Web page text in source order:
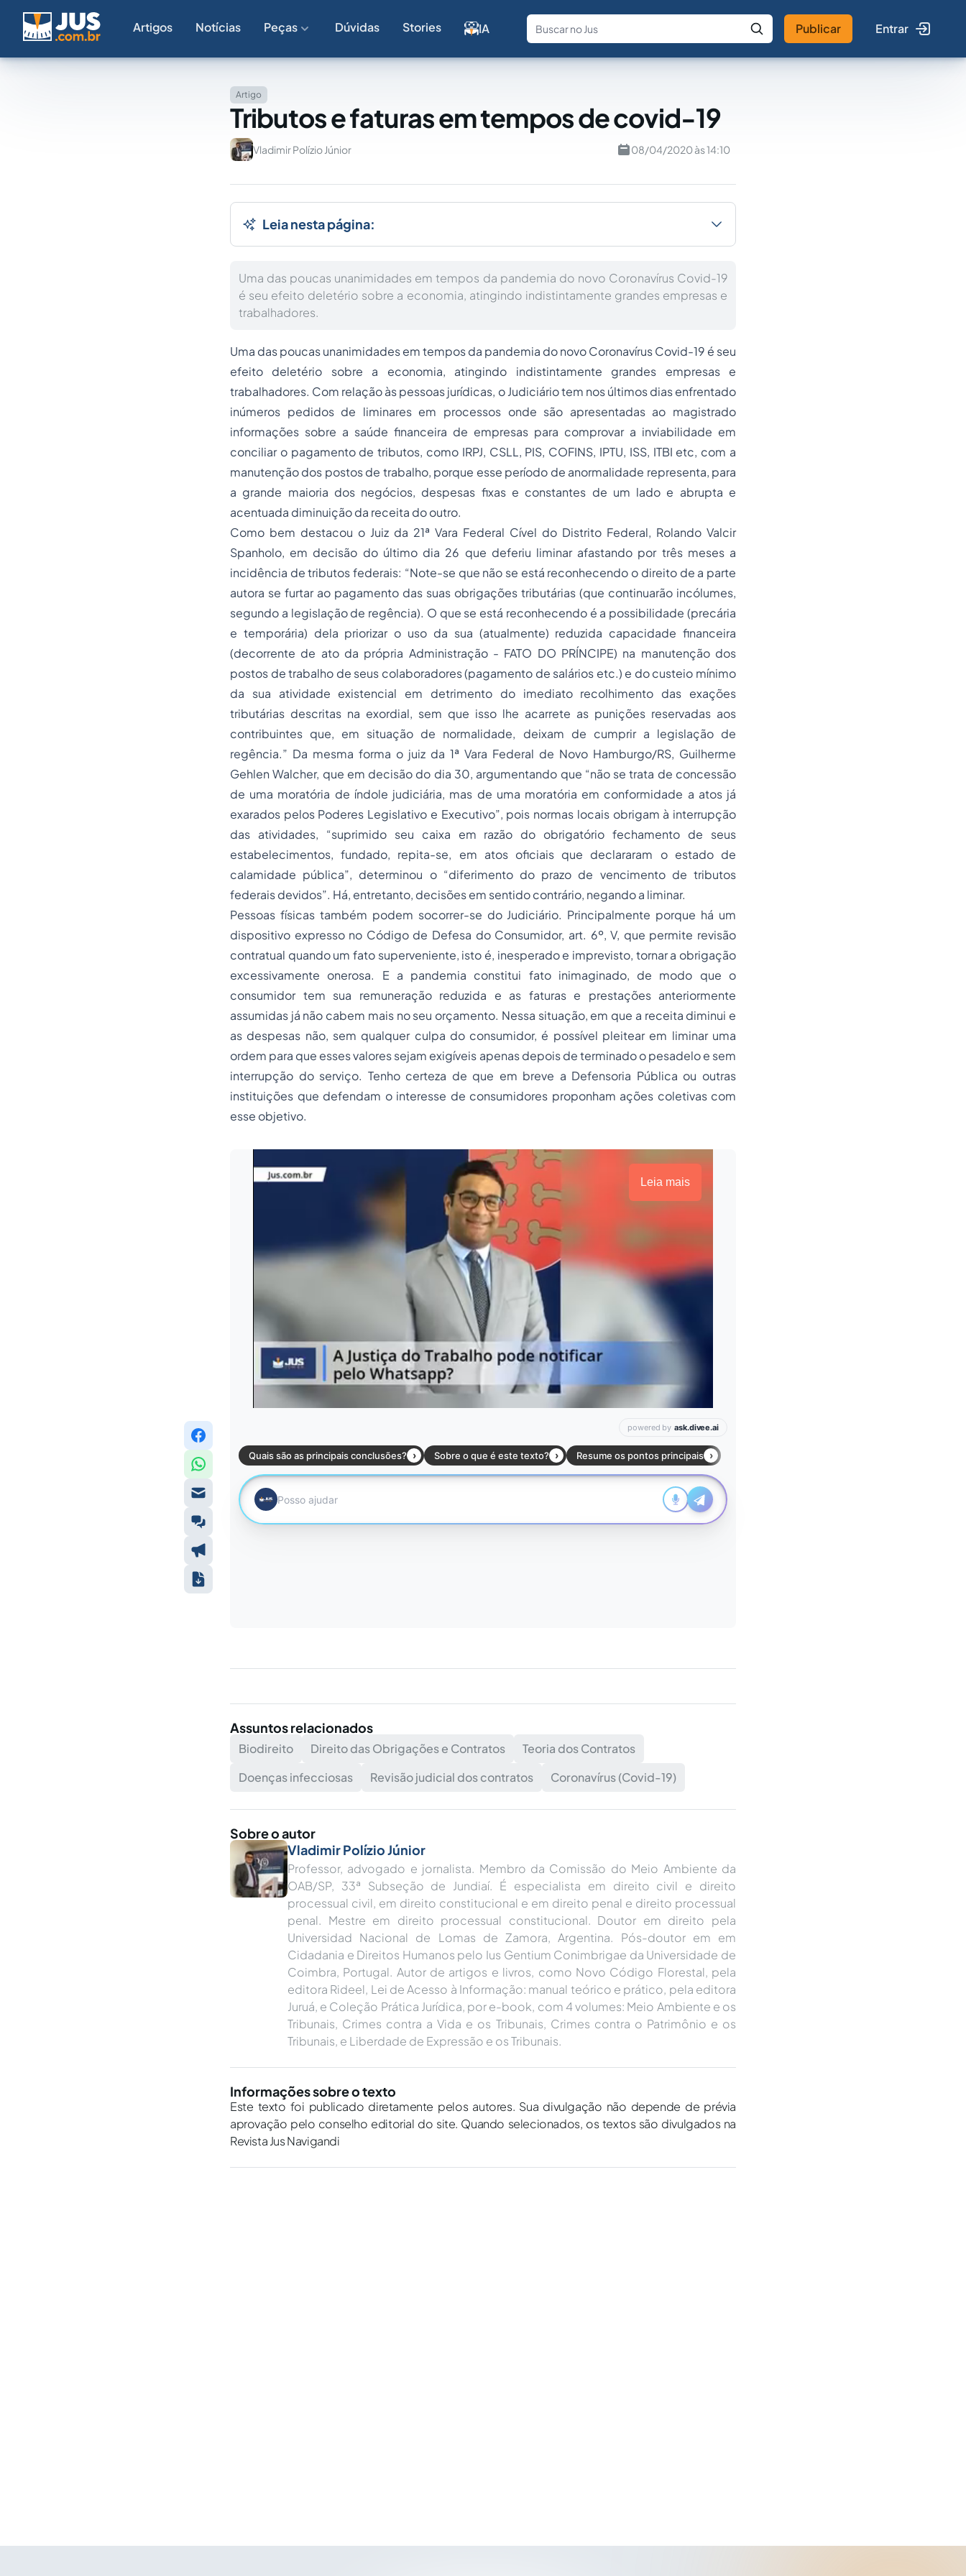
Artigos Notícias Peças Dúvidas Stories IA
Fale com a IA Buscar no Jus
Publicar Entrar
Artigo
Tributos e faturas em tempos de covid-19
Vladimir Polízio Júnior 08/04/2020 às 14:10
Leia nesta página:
Uma das poucas unanimidades em tempos da pandemia do novo Coronavírus Covid-19
é seu efeito deletério sobre a economia, atingindo indistintamente grandes empresas e
trabalhadores.
Uma das poucas unanimidades em tempos da pandemia do novo Coronavírus Covid-19 é seu
efeito deletério sobre a economia, atingindo indistintamente grandes empresas e
trabalhadores. Com relação às pessoas jurídicas, o Judiciário tem nos últimos dias enfrentado
inúmeros pedidos de liminares em processos onde são apresentadas ao magistrado
informações sobre a saúde financeira de empresas para comprovar a inviabilidade em
conciliar o pagamento de tributos, como IRPJ, CSLL, PIS, COFINS, IPTU, ISS, ITBI etc, com a
manutenção dos postos de trabalho, porque esse período de anormalidade representa, para
a grande maioria dos negócios, despesas fixas e constantes de um lado e abrupta e
acentuada diminuição da receita do outro.
Como bem destacou o Juiz da 21ª Vara Federal Cível do Distrito Federal, Rolando Valcir
Spanholo, em decisão do último dia 26 que deferiu liminar afastando por três meses a
incidência de tributos federais: “Note-se que não se está reconhecendo o direito de a parte
autora se furtar ao pagamento das suas obrigações tributárias (que continuarão incólumes,
segundo a legislação de regência). O que se está reconhecendo é a possibilidade (precária
e temporária) dela priorizar o uso da sua (atualmente) reduzida capacidade financeira
(decorrente de ato da própria Administração - FATO DO PRÍNCIPE) na manutenção dos
postos de trabalho de seus colaboradores (pagamento de salários etc.) e do custeio mínimo
da sua atividade existencial em detrimento do imediato recolhimento das exações
tributárias descritas na exordial, sem que isso lhe acarrete as punições reservadas aos
contribuintes que, em situação de normalidade, deixam de cumprir a legislação de
regência.” Da mesma forma o juiz da 1ª Vara Federal de Novo Hamburgo/RS, Guilherme
Gehlen Walcher, que em decisão do dia 30, argumentando que “não se trata de concessão
de uma moratória de índole judiciária, mas de uma moratória em conformidade a atos já
exarados pelos Poderes Legislativo e Executivo”, pois normas locais obrigam à interrupção
das atividades, “suprimido seu caixa em razão do obrigatório fechamento de seus
estabelecimentos, fundado, repita-se, em atos oficiais que declararam o estado de
calamidade pública”, determinou o “diferimento do prazo de vencimento de tributos
federais devidos”. Há, entretanto, decisões em sentido contrário, negando a liminar.
Pessoas físicas também podem socorrer-se do Judiciário. Principalmente porque há um
dispositivo expresso no Código de Defesa do Consumidor, art. 6º, V, que permite revisão
contratual quando um fato superveniente, isto é, inesperado e imprevisto, tornar a obrigação
excessivamente onerosa. E a pandemia constitui fato inimaginado, de modo que o
consumidor tem sua remuneração reduzida e as faturas e prestações anteriormente
assumidas já não cabem mais no seu orçamento. Nessa situação, em que a receita diminui e
as despesas não, sem qualquer culpa do consumidor, é possível pleitear em liminar uma
ordem para que esses valores sejam exigíveis apenas depois de terminado o pesadelo e sem
interrupção do serviço. Tenho certeza de que em breve a Defensoria Pública ou outras
instituições que defendam o interesse de consumidores proponham ações coletivas com
esse objetivo.
Leia mais
Assuntos relacionados
Biodireito Direito das Obrigações e Contratos
Teoria dos Contratos
Doenças infecciosas
Revisão judicial dos contratos Coronavírus (Covid-19)
Sobre o autor
Vladimir Polízio Júnior
Professor, advogado e jornalista. Membro da Comissão do Meio Ambiente da
OAB/SP, 33ª Subseção de Jundiaí. É especialista em direito civil e direito
processual civil, em direito constitucional e em direito penal e direito processual
penal. Mestre em direito processual constitucional. Doutor em direito pela
Universidad Nacional de Lomas de Zamora, Argentina. Pós-doutor em em
Cidadania e Direitos Humanos pelo Ius Gentium Conimbrigae da Universidade de
Coimbra, Portugal. Autor de artigos e livros, como Novo Código Florestal, pela
editora Rideel, Lei de Acesso à Informação: manual teórico e prático, pela editora
Juruá, e Coleção Prática Jurídica, por e-book, com 4 volumes: Meio Ambiente e os
Tribunais, Crimes contra a Vida e os Tribunais, Crimes contra o Patrimônio e os
Tribunais, e Liberdade de Expressão e os Tribunais.
Informações sobre o texto
Este texto foi publicado diretamente pelos autores. Sua divulgação não depende de prévia
aprovação pelo conselho editorial do site. Quando selecionados, os textos são divulgados na
Revista Jus Navigandi